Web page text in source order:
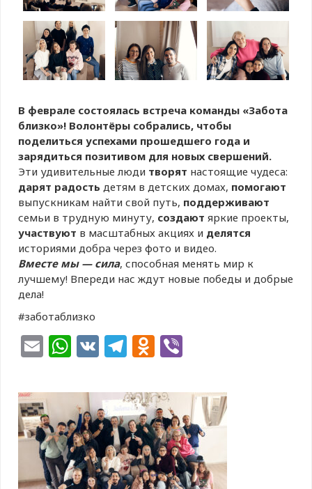
В феврале состоялась встреча команды «Забота
близко»! Волонтёры собрались, чтобы
поделиться успехами прошедшего года и
зарядиться позитивом для новых свершений.
Эти удивительные люди творят настоящие чудеса:
дарят радость детям в детских домах, помогают
выпускникам найти свой путь, поддерживают
семьи в трудную минуту, создают яркие проекты,
участвуют в масштабных акциях и делятся
историями добра через фото и видео.
Вместе мы — сила, способная менять мир к
лучшему! Впереди нас ждут новые победы и добрые
дела!
#заботаблизко
EmailWhatsApp
VK Telegram
Odnoklassniki